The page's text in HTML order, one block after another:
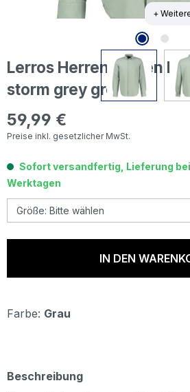
+
Lerros Herren Leinen
storm grey green
Regulärer Preis:
59,99 €
Preise inkl. gesetzlicher MwSt.
Sofort versandfertig, Lieferung bei
Werktagen
IN DEN
Farbe: Grau
Beschreibung